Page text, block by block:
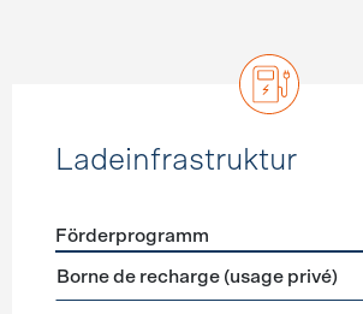
Ladeinfrastruktur
Förderprogramme Ladeinfrastruktur
Förderprogramm
Borne de recharge (usage privé)